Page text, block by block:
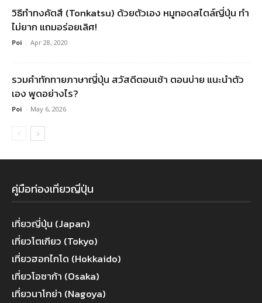
วิธีทำทงคัตสึ (Tonkatsu) ด้วยตัวเอง หมูทอดสไตล์ญี่ปุ่น ทำ
ไม่ยาก แถมอร่อยเลิศ!
Poi - Apr 28, 2020
รวมคําทักทายภาษาญี่ปุ่น สวัสดีตอนเช้า ตอนบ่าย แนะนำตัว
เอง พูดอย่างไร?
Poi - May 6, 2026
คู่มือท่องเที่ยวญี่ปุ่น
เที่ยวญี่ปุ่น (Japan)
เที่ยวโตเกียว (Tokyo)
เที่ยวฮอกไกโด (Hokkaido)
เที่ยวโอซาก้า (Osaka)
เที่ยวนาโกย่า (Nagoya)